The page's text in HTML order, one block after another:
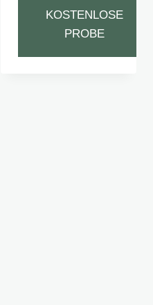
KOSTENLOSE
PROBE